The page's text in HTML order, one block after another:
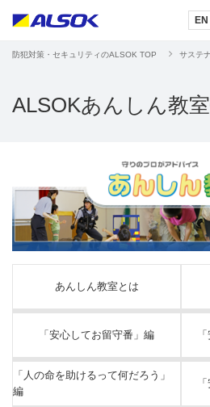
EN
防犯対策・セキュリティのALSOK TOP サステ
ALSOKあんしん教
あんしん教室とは
「安心してお留守番」編
「人の命を助けるって何だろう」
編